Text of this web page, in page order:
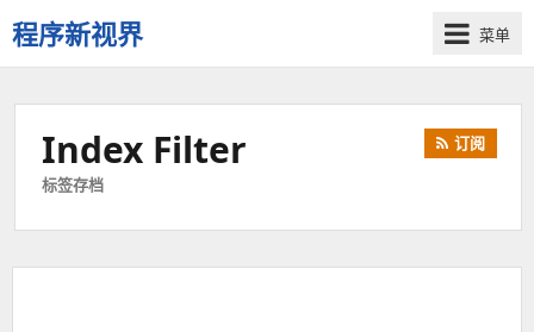
程序新视界
开
启
新
菜单
Index Filter
标签存档
订阅